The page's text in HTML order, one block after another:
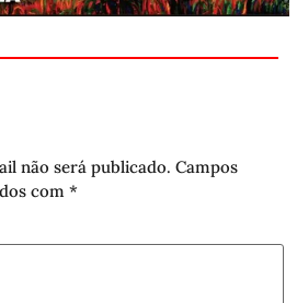
não será publicado. Campos
com *